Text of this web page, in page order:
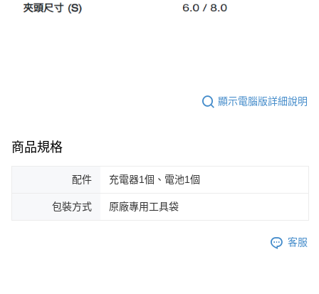
顯示電腦版詳細說明
商品規格
配件 充電器1個、電池1個
包裝方式 原廠專用工具袋
客服